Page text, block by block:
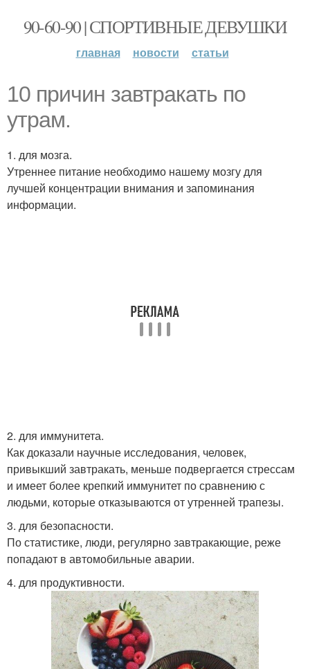
90-60-90 | СПОРТИВНЫЕ ДЕВУШКИ
главная новости статьи
10 причин завтракать по
утрам.
1. для мозга.
Утреннее питание необходимо нашему мозгу для
лучшей концентрации внимания и запоминания
информации.
2. для иммунитета.
Как доказали научные исследования, человек,
привыкший завтракать, меньше подвергается стрессам
и имеет более крепкий иммунитет по сравнению с
людьми, которые отказываются от утренней трапезы.
3. для безопасности.
По статистике, люди, регулярно завтракающие, реже
попадают в автомобильные аварии.
4. для продуктивности.